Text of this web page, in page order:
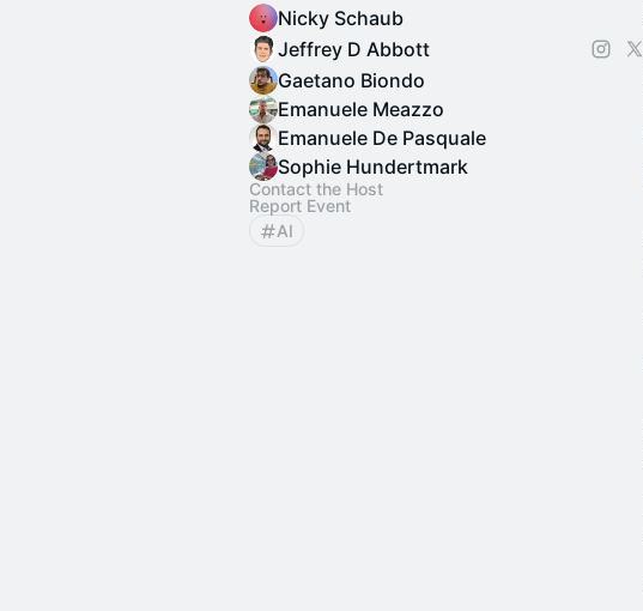
Nicky Schaub
Jeffrey D Abbott
Gaetano Biondo
Emanuele Meazzo
Emanuele De Pasquale
Sophie Hundertmark
Contact the Host
Report Event
AI